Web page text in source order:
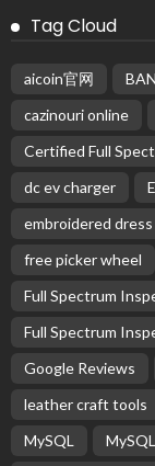
Tag Cloud
aicoin官网
cazinouri online
Certified Full
dc ev charger
embroidered dress
free picker wheel
Full Spectrum
Full Spectrum
Google Reviews
leather craft tools
MySQL